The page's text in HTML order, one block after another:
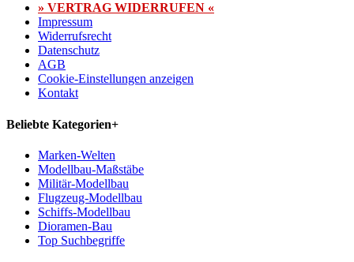
» VERTRAG WIDERRUFEN «
Impressum
Widerrufsrecht
Datenschutz
AGB
Cookie-Einstellungen anzeigen
Kontakt
Beliebte Kategorien+
Marken-Welten
Modellbau-Maßstäbe
Militär-Modellbau
Flugzeug-Modellbau
Schiffs-Modellbau
Dioramen-Bau
Top Suchbegriffe